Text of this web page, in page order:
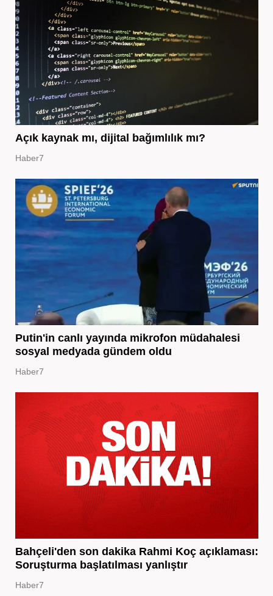
Açık kaynak mı, dijital bağımlılık mı?
Haber7
Putin'in canlı yayında mikrofon müdahalesi
sosyal medyada gündem oldu
Haber7
Bahçeli'den son dakika Rahmi Koç açıklaması:
Soruşturma başlatılması yanlıştır
Haber7